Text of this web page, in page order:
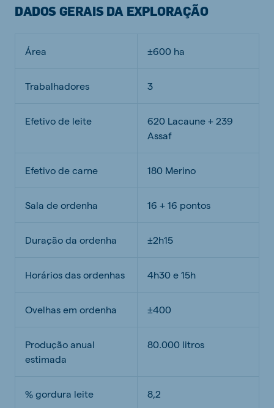
DADOS GERAIS DA EXPLORAÇÃO
Área ±600 ha
Trabalhadores 3
Efetivo de leite
620 Lacaune + 239
Assaf
Efetivo de carne 180 Merino
Sala de ordenha 16 + 16 pontos
Duração da ordenha ±2h15
Horários das ordenhas 4h30 e 15h
Ovelhas em ordenha ±400
Produção anual
estimada
80.000 litros
% gordura leite 8,2